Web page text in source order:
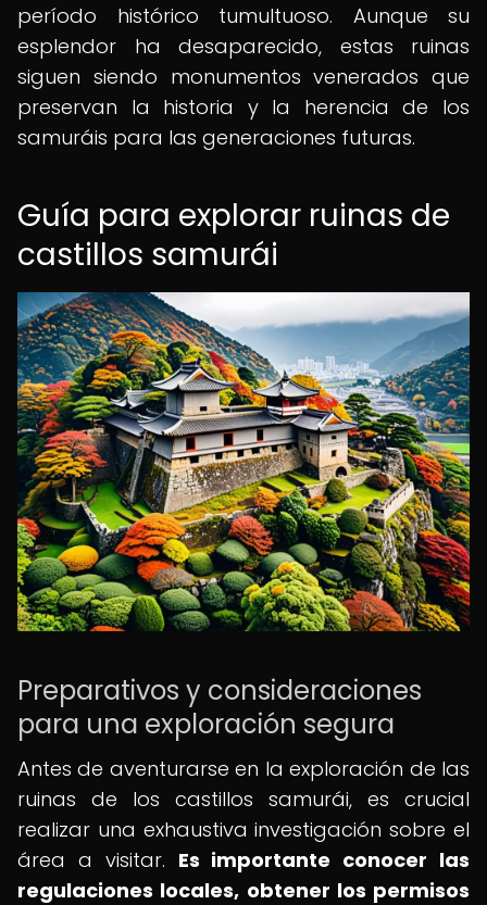
período histórico tumultuoso. Aunque su
esplendor ha desaparecido, estas ruinas
siguen siendo monumentos venerados que
preservan la historia y la herencia de los
samuráis para las generaciones futuras.
Guía para explorar ruinas de
castillos samurái
Preparativos y consideraciones
para una exploración segura
Antes de aventurarse en la exploración de las
ruinas de los castillos samurái, es crucial
realizar una exhaustiva investigación sobre el
área a visitar. Es importante conocer las
regulaciones locales, obtener los permisos